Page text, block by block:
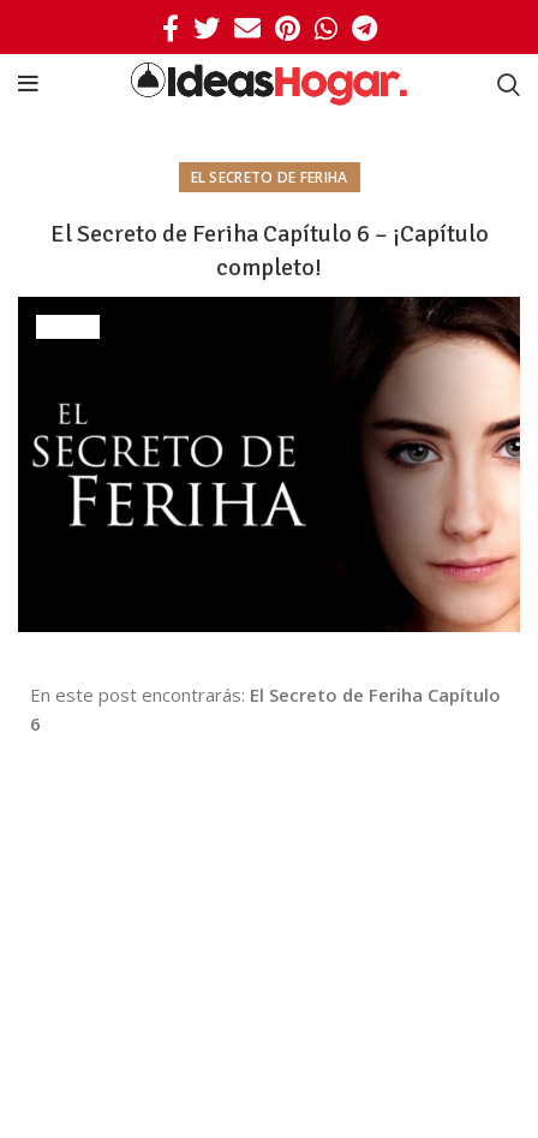
EL SECRETO DE FERIHA
El Secreto de Feriha Capítulo 6 – ¡Capítulo
completo!
En este post encontrarás: El Secreto de Feriha Capítulo
6